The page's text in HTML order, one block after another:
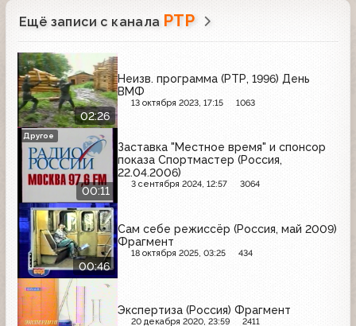
Ещё записи с канала РТР
02:26
Неизв. программа (РТР, 1996) День
ВМФ
13 октября 2023, 17:15 1063
00:11
Заставка "Местное время" и спонсор
показа Спортмастер (Россия,
22.04.2006)
3 сентября 2024, 12:57 3064
Другое
00:46
Сам себе режиссёр (Россия, май 2009)
Фрагмент
18 октября 2025, 03:25 434
Экспертиза (Россия) Фрагмент
20 декабря 2020, 23:59 2411